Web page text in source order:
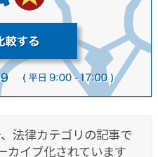
法律カテゴリの記事で
カイブ化されています